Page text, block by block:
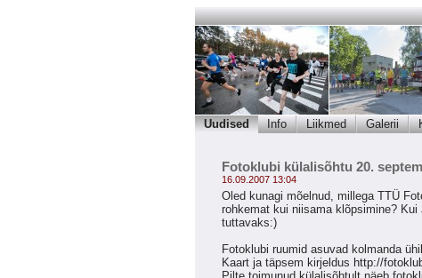
Uudised Info Liikmed Galerii
Fotoklubi külalisõhtu 20.
16.09.2007 13:04
Oled kunagi mõelnud, millega TTÜ
rohkemat kui niisama klõpsimine?
tuttavaks:)
Fotoklubi ruumid asuvad kolmanda
Kaart ja täpsem kirjeldus http://